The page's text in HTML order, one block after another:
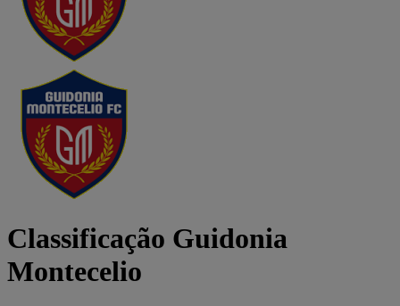
Classificação Guidonia
Montecelio